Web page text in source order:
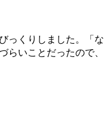
っくりしました。「な
らいことだったので、